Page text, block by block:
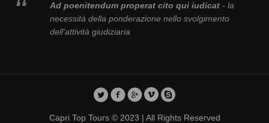
Ad poenitendum properat cito qui iudicat- la
necessità della ponderazione nello svolgimento
dell'attività giudiziaria
Capri Top Tours © 2023 | All Rights Reserved